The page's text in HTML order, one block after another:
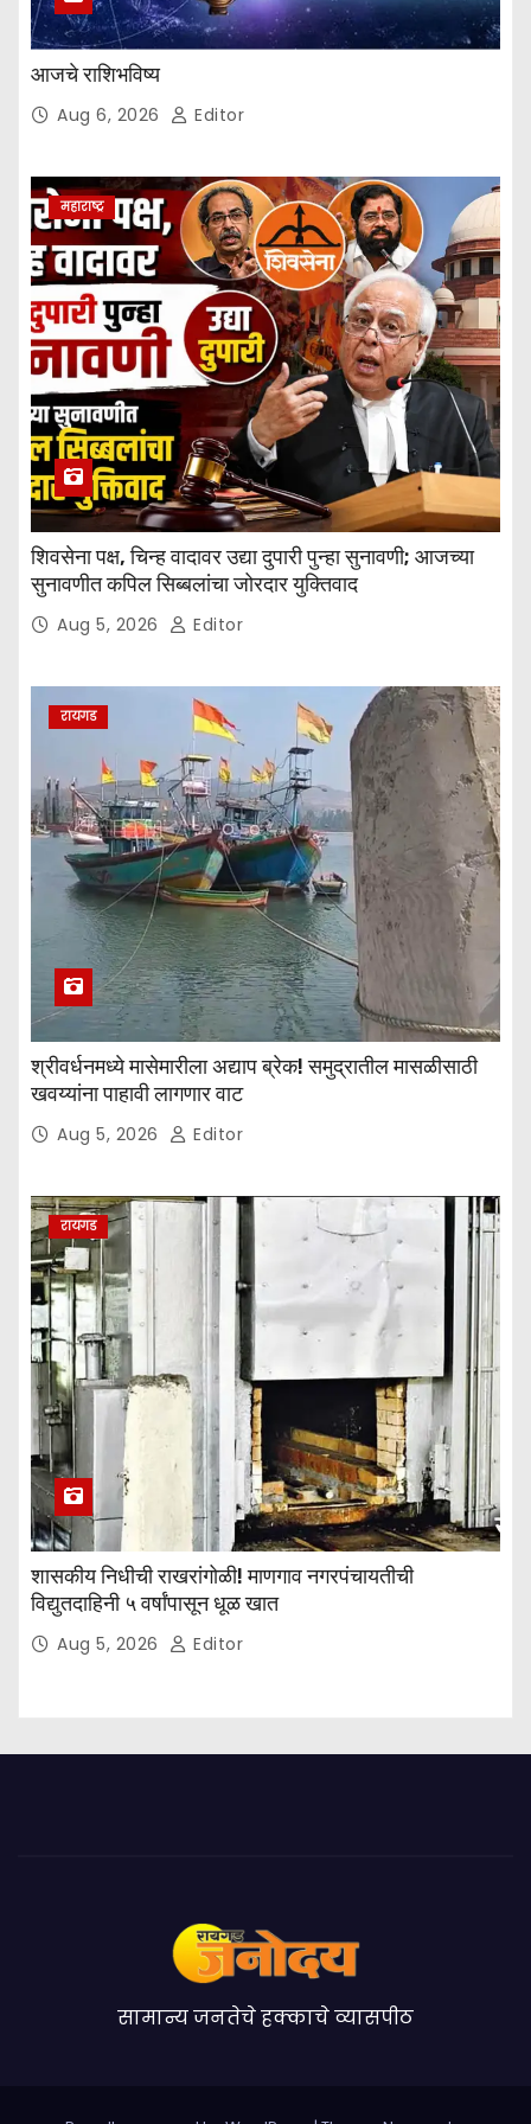
आजचे राशिभविष्य
Aug 6, 2026 Editor
महाराष्ट्र
शिवसेना पक्ष, चिन्ह वादावर उद्या दुपारी पुन्हा सुनावणी; आजच्या
सुनावणीत कपिल सिब्बलांचा जोरदार युक्तिवाद
Aug 5, 2026 Editor
रायगड
श्रीवर्धनमध्ये मासेमारीला अद्याप ब्रेक! समुद्रातील मासळीसाठी
खवय्यांना पाहावी लागणार वाट
Aug 5, 2026 Editor
रायगड
शासकीय निधीची राखरांगोळी! माणगाव नगरपंचायतीची
विद्युतदाहिनी ५ वर्षांपासून धूळ खात
Aug 5, 2026 Editor
सामान्य जनतेचे हक्काचे व्यासपीठ